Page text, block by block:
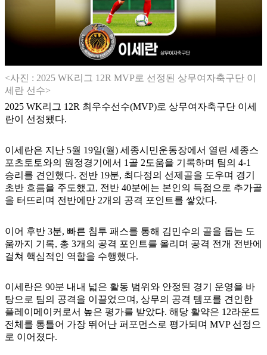
<사진 : 2025 WK리그 12R MVP로 선정된 상무여자축구단 이
세란 선수>
2025 WK리그 12R 최우수선수(MVP)로 상무여자축구단 이세
란이 선정됐다.
이세란은 지난 5월 19일(월) 세종시민운동장에서 열린 세종스
포츠토토와의 원정경기에서 1골 2도움을 기록하며 팀의 4-1
승리를 견인했다. 전반 19분, 최다정의 선제골을 도우며 경기
초반 흐름을 주도했고, 전반 40분에는 본인의 득점으로 추가골
을 터뜨리며 전반에만 2개의 공격 포인트를 쌓았다.
이어 후반 3분, 빠른 침투 패스를 통해 김민수의 골을 돕는 도
움까지 기록, 총 3개의 공격 포인트를 올리며 공격 전개 전반에
걸쳐 핵심적인 역할을 수행했다.
이세란은 90분 내내 넓은 활동 범위와 안정된 경기 운영을 바
탕으로 팀의 공격을 이끌었으며, 상무의 공격 템포를 견인한
플레이메이커로서 높은 평가를 받았다. 해당 활약은 12라운드
전체를 통틀어 가장 뛰어난 퍼포먼스로 평가되며 MVP 선정으
로 이어졌다.